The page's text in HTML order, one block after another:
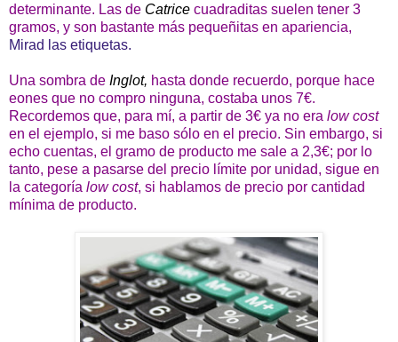
determinante. Las de Catrice cuadraditas suelen tener 3
gramos, y son bastante más pequeñitas en apariencia,
Mirad las etiquetas.
Una sombra de Inglot, hasta donde recuerdo, porque hace
eones que no compro ninguna, costaba unos 7€.
Recordemos que, para mí, a partir de 3€ ya no era low cost
en el ejemplo, si me baso sólo en el precio. Sin embargo, si
echo cuentas, el gramo de producto me sale a 2,3€; por lo
tanto, pese a pasarse del precio límite por unidad, sigue en
la categoría low cost, si hablamos de precio por cantidad
mínima de producto.